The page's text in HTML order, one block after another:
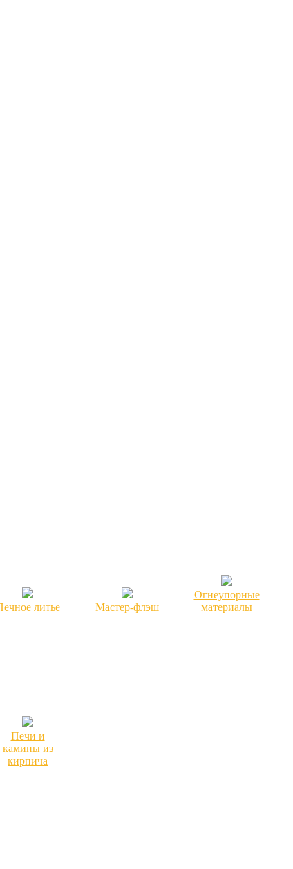
литье Мастер-флэш
Огнеупорные
материалы
Печи и
камины из
кирпича